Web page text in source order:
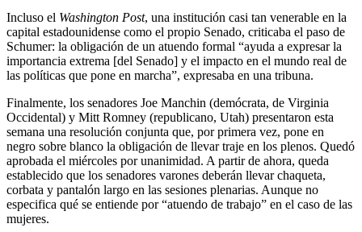
Incluso el Washington Post, una institución casi tan venerable en la
capital estadounidense como el propio Senado, criticaba el paso de
Schumer: la obligación de un atuendo formal “ayuda a expresar la
importancia extrema [del Senado] y el impacto en el mundo real de
las políticas que pone en marcha”, expresaba en una tribuna.
Finalmente, los senadores Joe Manchin (demócrata, de Virginia
Occidental) y Mitt Romney (republicano, Utah) presentaron esta
semana una resolución conjunta que, por primera vez, pone en
negro sobre blanco la obligación de llevar traje en los plenos. Quedó
aprobada el miércoles por unanimidad. A partir de ahora, queda
establecido que los senadores varones deberán llevar chaqueta,
corbata y pantalón largo en las sesiones plenarias. Aunque no
especifica qué se entiende por “atuendo de trabajo” en el caso de las
mujeres.